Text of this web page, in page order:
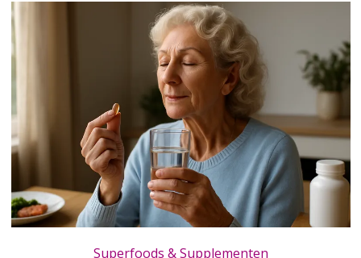
Vitamine d op latere leeftijd: hoeveel heb je per dag echt nodig en hoe krijg je het binnen
Superfoods & Supplementen